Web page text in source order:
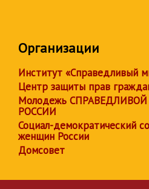
Организации
Институт «Справедливый
Центр защиты прав
Молодежь СПРАВЕДЛИВОЙ
РОССИИ
Социал-демократический
женщин России
Домсовет